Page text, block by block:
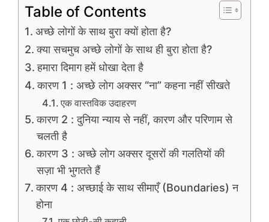
Table of Contents
अच्छे लोगों के साथ बुरा क्यों होता है?
क्या सचमुच अच्छे लोगों के साथ ही बुरा होता है?
हमारा दिमाग हमें धोखा देता है
कारण 1 : अच्छे लोग अक्सर “ना” कहना नहीं सीखते
एक वास्तविक उदाहरण
कारण 2 : दुनिया न्याय से नहीं, कारण और परिणाम से
चलती है
कारण 3 : अच्छे लोग अक्सर दूसरों की गलतियों की
सज़ा भी भुगतते हैं
कारण 4 : अच्छाई के साथ सीमाएँ (Boundaries) न
होना